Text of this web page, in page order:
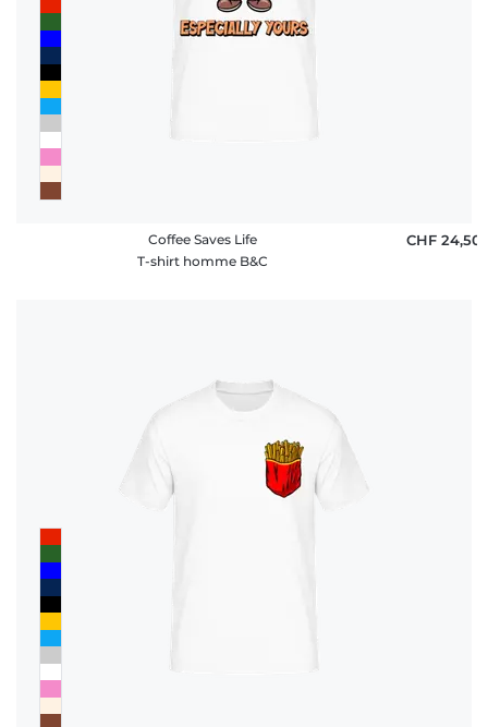
Coffee Saves Life
T-shirt homme B&C
CHF 24,50